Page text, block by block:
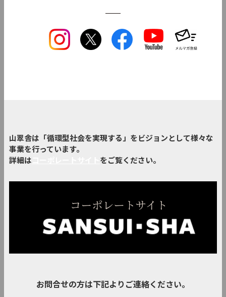
山翠舎は「循環型社会を実現する」をビジョンとして様々な
事業を行っています。
詳細は
をご覧ください。
お問合せの方は下記よりご連絡ください。